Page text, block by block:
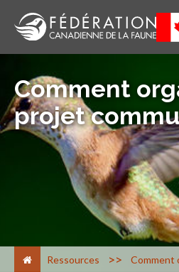
Comment
projet
Ressources > Comment